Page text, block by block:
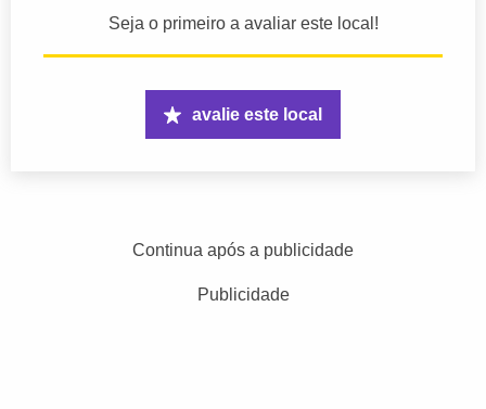
Seja o primeiro a avaliar este local!
avalie este local
Continua após a publicidade
Publicidade